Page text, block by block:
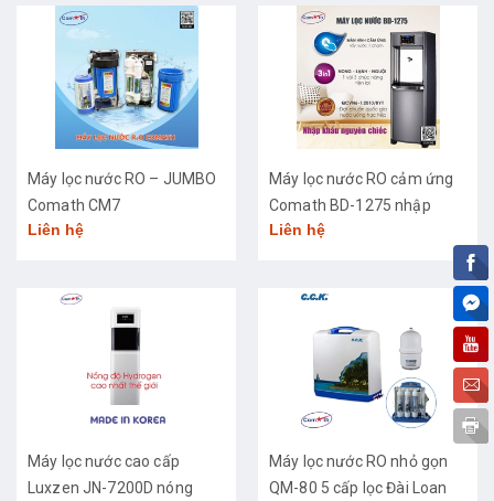
Máy lọc nước RO – JUMBO
Comath CM7
Liên hệ
Máy lọc nước RO cảm ứng
Comath BD-1275 nhập
khẩu cao cấp
Liên hệ
Máy lọc nước cao cấp
Luxzen JN-7200D nóng
Máy lọc nước RO nhỏ gọn
QM-80 5 cấp lọc Đài Loan